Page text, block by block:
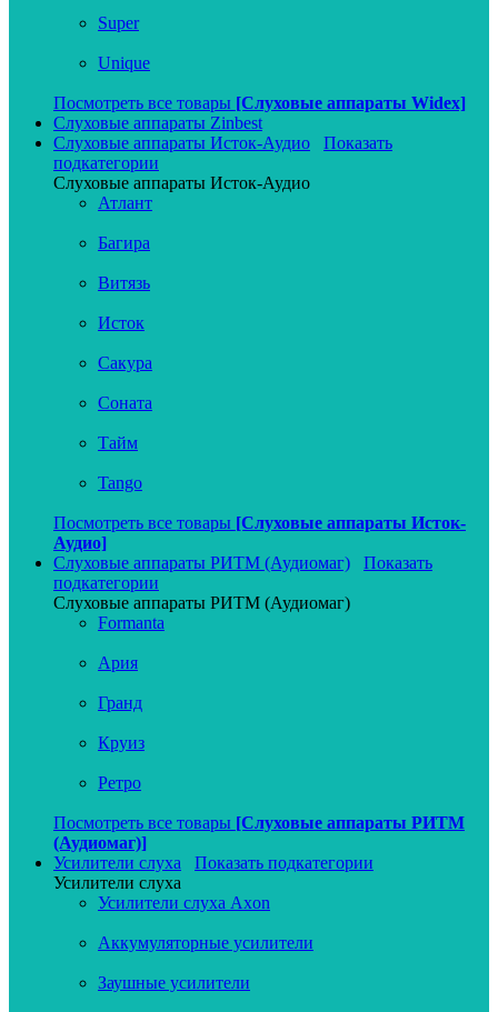
Super
Unique
Посмотреть все товары [Слуховые аппараты Widex]
Слуховые аппараты Zinbest
Слуховые аппараты Исток-Аудио
Показать
подкатегории
Слуховые аппараты Исток-Аудио
Атлант
Багира
Витязь
Исток
Сакура
Соната
Тайм
Tango
Посмотреть все товары [Слуховые аппараты Исток-
Аудио]
Слуховые аппараты РИТМ (Аудиомаг)
Показать
подкатегории
Слуховые аппараты РИТМ (Аудиомаг)
Formanta
Ария
Гранд
Круиз
Ретро
Посмотреть все товары [Слуховые аппараты РИТМ
(Аудиомаг)]
Усилители слуха
Показать подкатегории
Усилители слуха
Усилители слуха Axon
Аккумуляторные усилители
Заушные усилители